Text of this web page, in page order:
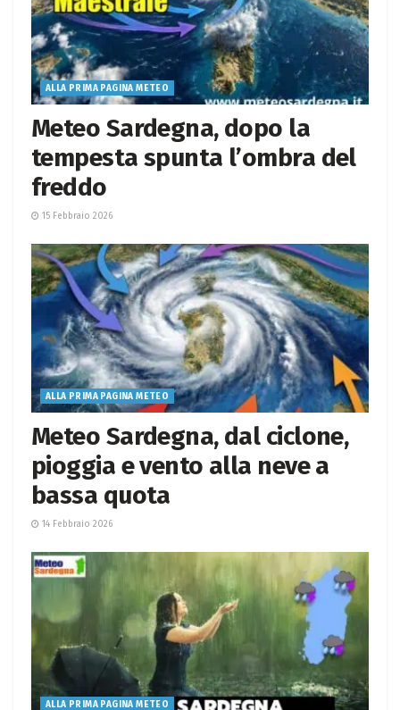
ALLA PRIMA PAGINA METEO
Meteo Sardegna, dopo la
tempesta spunta l’ombra del
freddo
15 Febbraio 2026
ALLA PRIMA PAGINA METEO
Meteo Sardegna, dal ciclone,
pioggia e vento alla neve a
bassa quota
14 Febbraio 2026
ALLA PRIMA PAGINA METEO